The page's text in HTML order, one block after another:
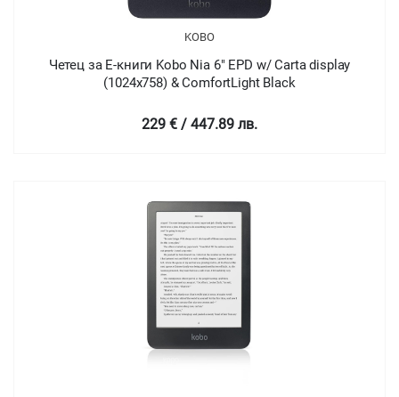
KOBO
Четец за Е-книги Kobo Nia 6" EPD w/ Carta display
(1024x758) & ComfortLight Black
229 € / 447.89 лв.